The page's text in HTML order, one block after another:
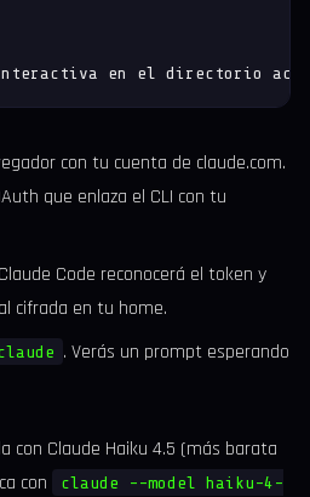
en el directorio
con tu cuenta de claude.com.
que enlaza el CLI con tu
Claude Code reconocerá el token y
cifrada en tu home.
. Verás un prompt esperando
con Claude Haiku 4.5 (más barata
con
claude --model haiku-4-